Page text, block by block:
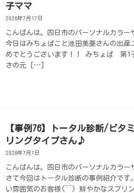
子ママ
2026年7月17日
こんばんは。四日市のパーソナルカラ
今日はみちょぱこと池田美憂さんの出産
めでとうございます！！ みちょぱ 第1
さの元 […]
【事例76】トータル診断/ビタ
リングタイプさん♪
2026年7月7日
こんばんは。四日市のパーソナルカラ
さて今回はトータル診断の事例紹介で
い雰囲気のお客様(^^) 鮮やかなスプリ